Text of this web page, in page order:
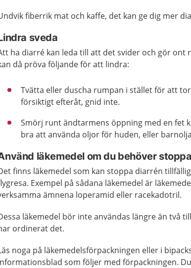
fiberrik mat och kaffe, det kan ge dig mer
sveda
ha diarré kan leda till att det svider och gör ont
då pröva följande för att lindra:
Tvätta eller duscha rumpan i stället för att
försiktigt efteråt, gnid inte.
Smörj runt ändtarmens öppning med en fet
bra att använda oljor för huden, eller
läkemedel om du behöver
finns läkemedel som kan stoppa diarrén
Exempel på sådana läkemedel är
ämnena loperamid eller racekadotril.
läkemedel bör inte användas längre än två
ordinerat det.
noga på läkemedelsförpackningen eller i
som följer med förpackningen.